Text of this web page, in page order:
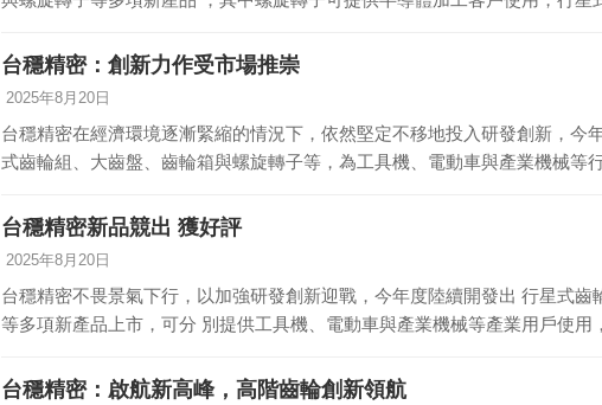
台穩精密：創新力作受市場推崇
2025年8月20日
台穩精密在經濟環境逐漸緊縮的情況下，依然堅定不移地投入研發創新，今
式齒輪組、大齒盤、齒輪箱與螺旋轉子等，為工具機、電動車與產業機械等
台穩精密新品競出 獲好評
2025年8月20日
台穩精密不畏景氣下行，以加強研發創新迎戰，今年度陸續開發出 行星式
等多項新產品上市，可分 別提供工具機、電動車與產業機械等產業用戶使用
台穩精密：啟航新高峰，高階齒輪創新領航